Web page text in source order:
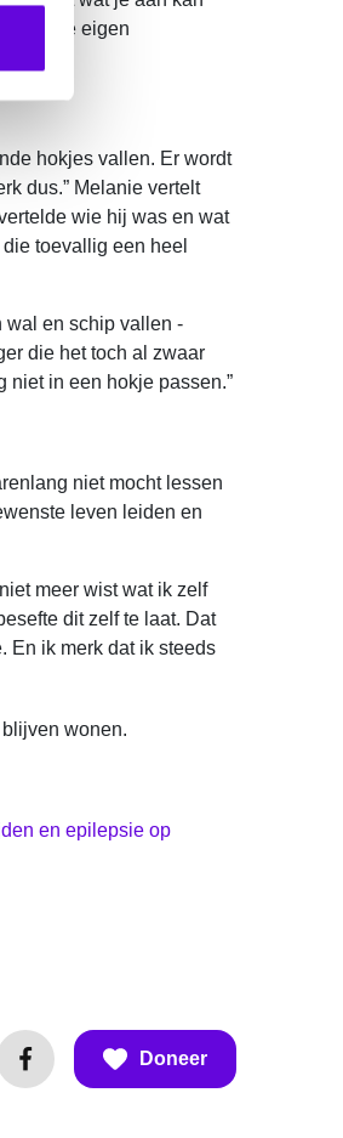
voor je eigen
hokjes vallen. Er wordt
dus.” Melanie vertelt
wie hij was en wat
toevallig een heel
wal en schip vallen -
die het toch al zwaar
niet in een hokje passen.”
niet mocht lessen
leven leiden en
meer wist wat ik zelf
dit zelf te laat. Dat
En ik merk dat ik steeds
wonen.
en epilepsie op
Doneer